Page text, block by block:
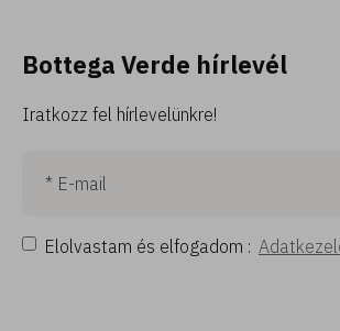
Bottega Verde hírlevél
Iratkozz fel hírlevelünkre!
Elolvastam és elfogadom :